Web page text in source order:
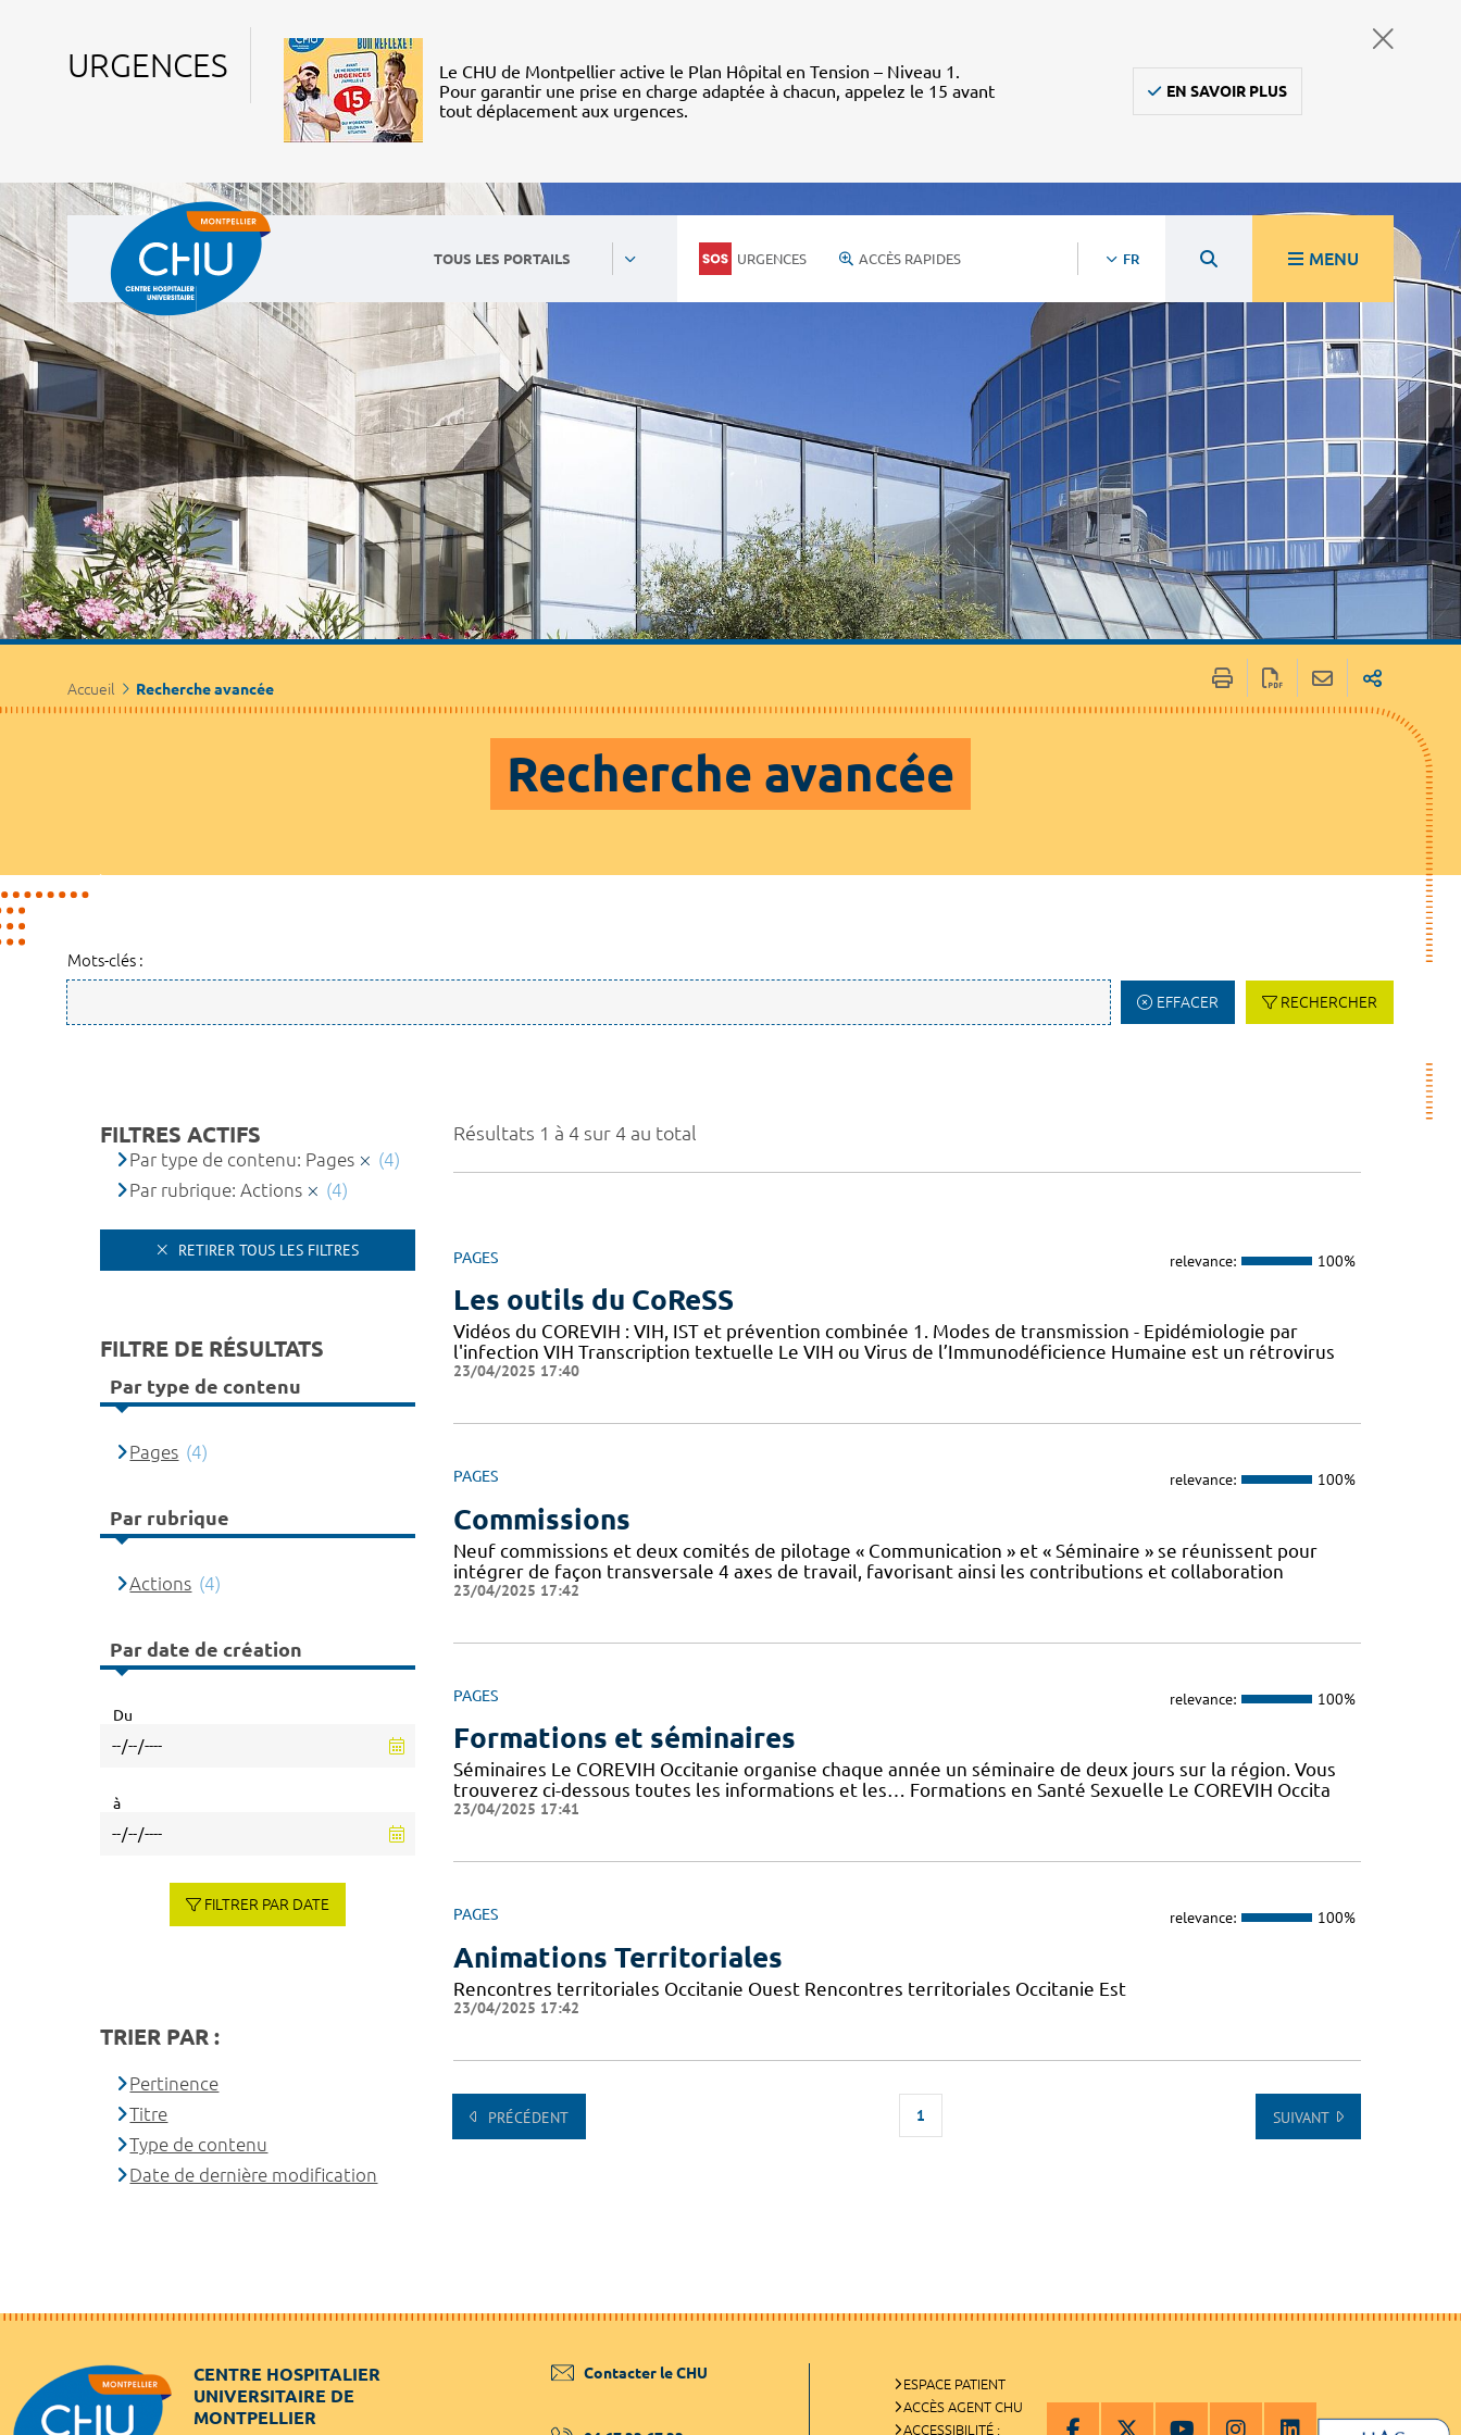
URGENCES
Le CHU de Montpellier active le Plan Hôpital en Tension – Niveau 1.
Pour garantir une prise en charge adaptée à chacun, appelez le 15 avant
tout déplacement aux urgences.
EN SAVOIR PLUS
TOUS LES PORTAILS URGENCES ACCÈS RAPIDES FR MENU
Accueil Recherche avancée
Recherche avancée
Mots-clés :
EFFACER RECHERCHER
Résultats 1 à 4 sur 4 au total
PAGES relevance: 100%
Les outils du CoReSS
Vidéos du COREVIH : VIH, IST et prévention combinée 1. Modes de transmission - Epidémiologie par
l'infection VIH Transcription textuelle Le VIH ou Virus de l’Immunodéficience Humaine est un rétrovirus
23/04/2025 17:40
PAGES relevance: 100%
Commissions
Neuf commissions et deux comités de pilotage « Communication » et « Séminaire » se réunissent pour
intégrer de façon transversale 4 axes de travail, favorisant ainsi les contributions et collaboration
23/04/2025 17:42
PAGES relevance: 100%
Formations et séminaires
Séminaires Le COREVIH Occitanie organise chaque année un séminaire de deux jours sur la région. Vous
trouverez ci-dessous toutes les informations et les… Formations en Santé Sexuelle Le COREVIH Occita
23/04/2025 17:41
PAGES relevance: 100%
Animations Territoriales
Rencontres territoriales Occitanie Ouest Rencontres territoriales Occitanie Est
23/04/2025 17:42
PRÉCÉDENT 1 SUIVANT
FILTRES ACTIFS
Par type de contenu: Pages
(4)
Par rubrique: Actions
(4)
RETIRER TOUS LES FILTRES
FILTRE DE RÉSULTATS
Par type de contenu
Pages (4)
Par rubrique
Actions (4)
Par date de création
Du
à
FILTRER PAR DATE
TRIER PAR :
Pertinence
Titre
Type de contenu
Date de dernière modification
CENTRE HOSPITALIER
UNIVERSITAIRE DE
MONTPELLIER
Contacter le CHU
ESPACE PATIENT
ACCÈS AGENT CHU
ACCESSIBILITÉ :